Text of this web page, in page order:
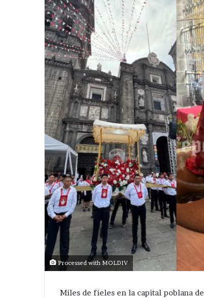
Processed with MOLDIV
Miles de fieles en la capital poblana